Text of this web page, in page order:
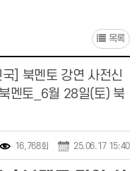
목록
] 북멘토 강연 사전신
멘토_6월 28일(토) 북
16,768회 25.06.17 15:40